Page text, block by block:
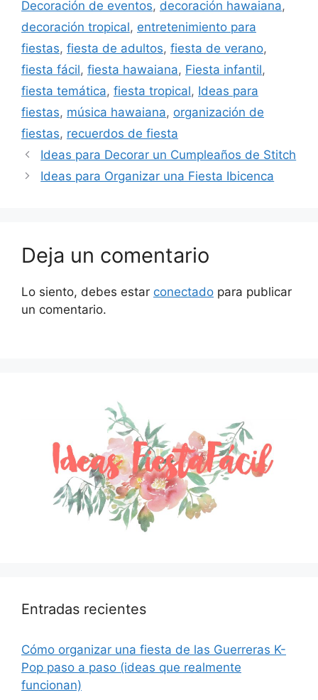
Decoración de eventos, decoración hawaiana,
decoración tropical, entretenimiento para
fiestas, fiesta de adultos, fiesta de verano,
fiesta fácil, fiesta hawaiana, Fiesta infantil,
fiesta temática, fiesta tropical, Ideas para
fiestas, música hawaiana, organización de
fiestas, recuerdos de fiesta
Ideas para Decorar un Cumpleaños de Stitch
Ideas para Organizar una Fiesta Ibicenca
Deja un comentario
Lo siento, debes estar conectado para publicar
un comentario.
Entradas recientes
Cómo organizar una fiesta de las Guerreras K-
Pop paso a paso (ideas que realmente
funcionan)